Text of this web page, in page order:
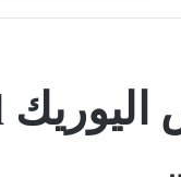
اليوريك